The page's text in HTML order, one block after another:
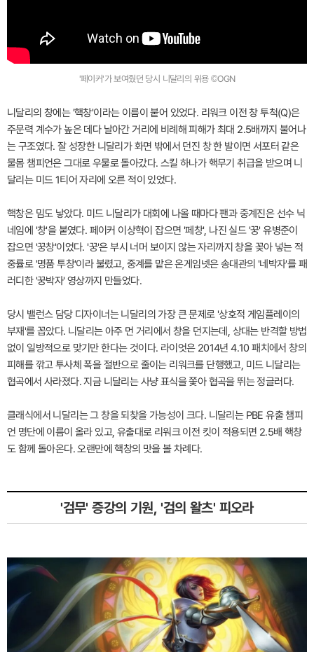
'페이커'가 보여줬던 당시 니달리의 위용 ©OGN
니달리의 창에는 '핵창'이라는 이름이 붙어 있었다. 리워크 이전 창 투척(Q)은
주문력 계수가 높은 데다 날아간 거리에 비례해 피해가 최대 2.5배까지 불어나
는 구조였다. 잘 성장한 니달리가 화면 밖에서 던진 창 한 발이면 서포터 같은
물몸 챔피언은 그대로 우물로 돌아갔다. 스킬 하나가 핵무기 취급을 받으며 니
달리는 미드 1티어 자리에 오른 적이 있었다.
핵창은 밈도 낳았다. 미드 니달리가 대회에 나올 때마다 팬과 중계진은 선수 닉
네임에 '창'을 붙였다. 페이커 이상혁이 잡으면 '페창', 나진 실드 '꿍' 유병준이
잡으면 '꿍창'이었다. '꿍'은 부시 너머 보이지 않는 자리까지 창을 꽂아 넣는 적
중률로 '명품 투창'이라 불렸고, 중계를 맡은 온게임넷은 송대관의 '네박자'를 패
러디한 '꿍박자' 영상까지 만들었다.
당시 밸런스 담당 디자이너는 니달리의 가장 큰 문제로 '상호적 게임플레이의
부재'를 꼽았다. 니달리는 아주 먼 거리에서 창을 던지는데, 상대는 반격할 방법
없이 일방적으로 맞기만 한다는 것이다. 라이엇은 2014년 4.10 패치에서 창의
피해를 깎고 투사체 폭을 절반으로 줄이는 리워크를 단행했고, 미드 니달리는
협곡에서 사라졌다. 지금 니달리는 사냥 표식을 쫓아 협곡을 뛰는 정글러다.
클래식에서 니달리는 그 창을 되찾을 가능성이 크다. 니달리는 PBE 유출 챔피
언 명단에 이름이 올라 있고, 유출대로 리워크 이전 킷이 적용되면 2.5배 핵창
도 함께 돌아온다. 오랜만에 핵창의 맛을 볼 차례다.
'검무' 증강의 기원, '검의 왈츠' 피오라